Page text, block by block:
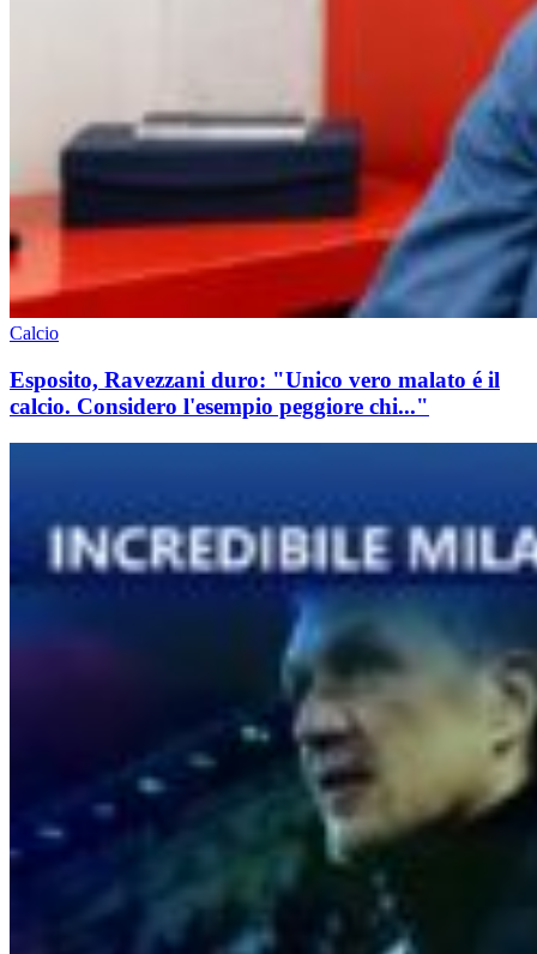
Calcio
Esposito, Ravezzani duro: "Unico vero malato é il
calcio. Considero l'esempio peggiore chi..."